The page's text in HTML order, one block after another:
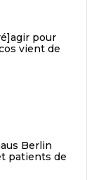
pour
vient de
Berlin
patients de